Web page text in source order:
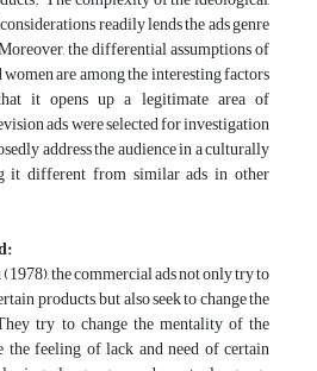
readily lends the ads genre
the differential assumptions of
are among the interesting factors
it opens up a legitimate area of
ads were selected for investigation
address the audience in a culturally
it different from similar ads in other
the commercial ads not only try to
products, but also seek to change the
try to change the mentality of the
the feeling of lack and need of certain